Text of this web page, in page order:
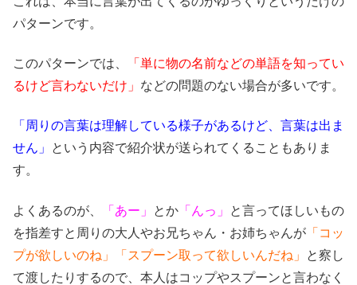
パターンです。
このパターンでは、
「単に物の名前などの単語を知ってい
るけど言わないだけ」 などの問題のない場合が多いです。
「周りの言葉は理解している様子があるけど、言葉は出ま
せん」
という内容で紹介状が送られてくることもありま
す。
よくあるのが、 「あー」 とか 「んっ」
と言ってほしいもの
を指差すと周りの大人やお兄ちゃん・お姉ちゃんが 「コッ
プが欲しいのね」「スプーン取って欲しいんだね」
と察し
て渡したりするので、本人はコップやスプーンと言わなく